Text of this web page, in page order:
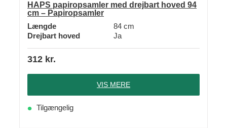
HAPS papiropsamler med drejbart hoved 94
cm – Papiropsamler
Længde
84 cm
Drejbart hoved
Ja
312 kr.
VIS MERE
Tilgængelig